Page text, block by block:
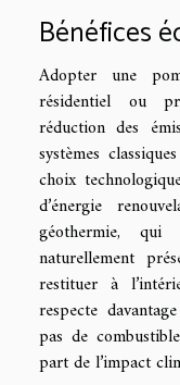
Bénéfices
Adopter une
résidentiel ou
réduction des
systèmes
choix
d’énergie
géothermie, qui
naturellement
restituer à
respecte
pas de
part de l’impact